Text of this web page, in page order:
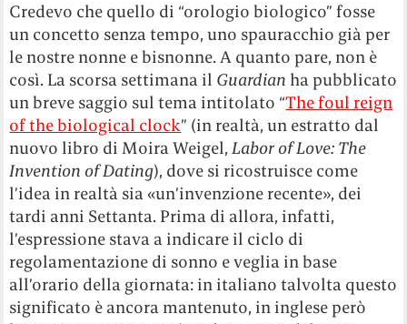
Credevo che quello di “orologio biologico” fosse
un concetto senza tempo, uno spauracchio già per
le nostre nonne e bisnonne. A quanto pare, non è
così. La scorsa settimana il Guardian ha pubblicato
un breve saggio sul tema intitolato “The foul reign
of the biological clock” (in realtà, un estratto dal
nuovo libro di Moira Weigel,Labor of Love: The
Invention of Dating), dove si ricostruisce come
l’idea in realtà sia «un’invenzione recente», dei
tardi anni Settanta. Prima di allora, infatti,
l’espressione stava a indicare il ciclo di
regolamentazione di sonno e veglia in base
all’orario della giornata: in italiano talvolta questo
significato è ancora mantenuto, in inglese però